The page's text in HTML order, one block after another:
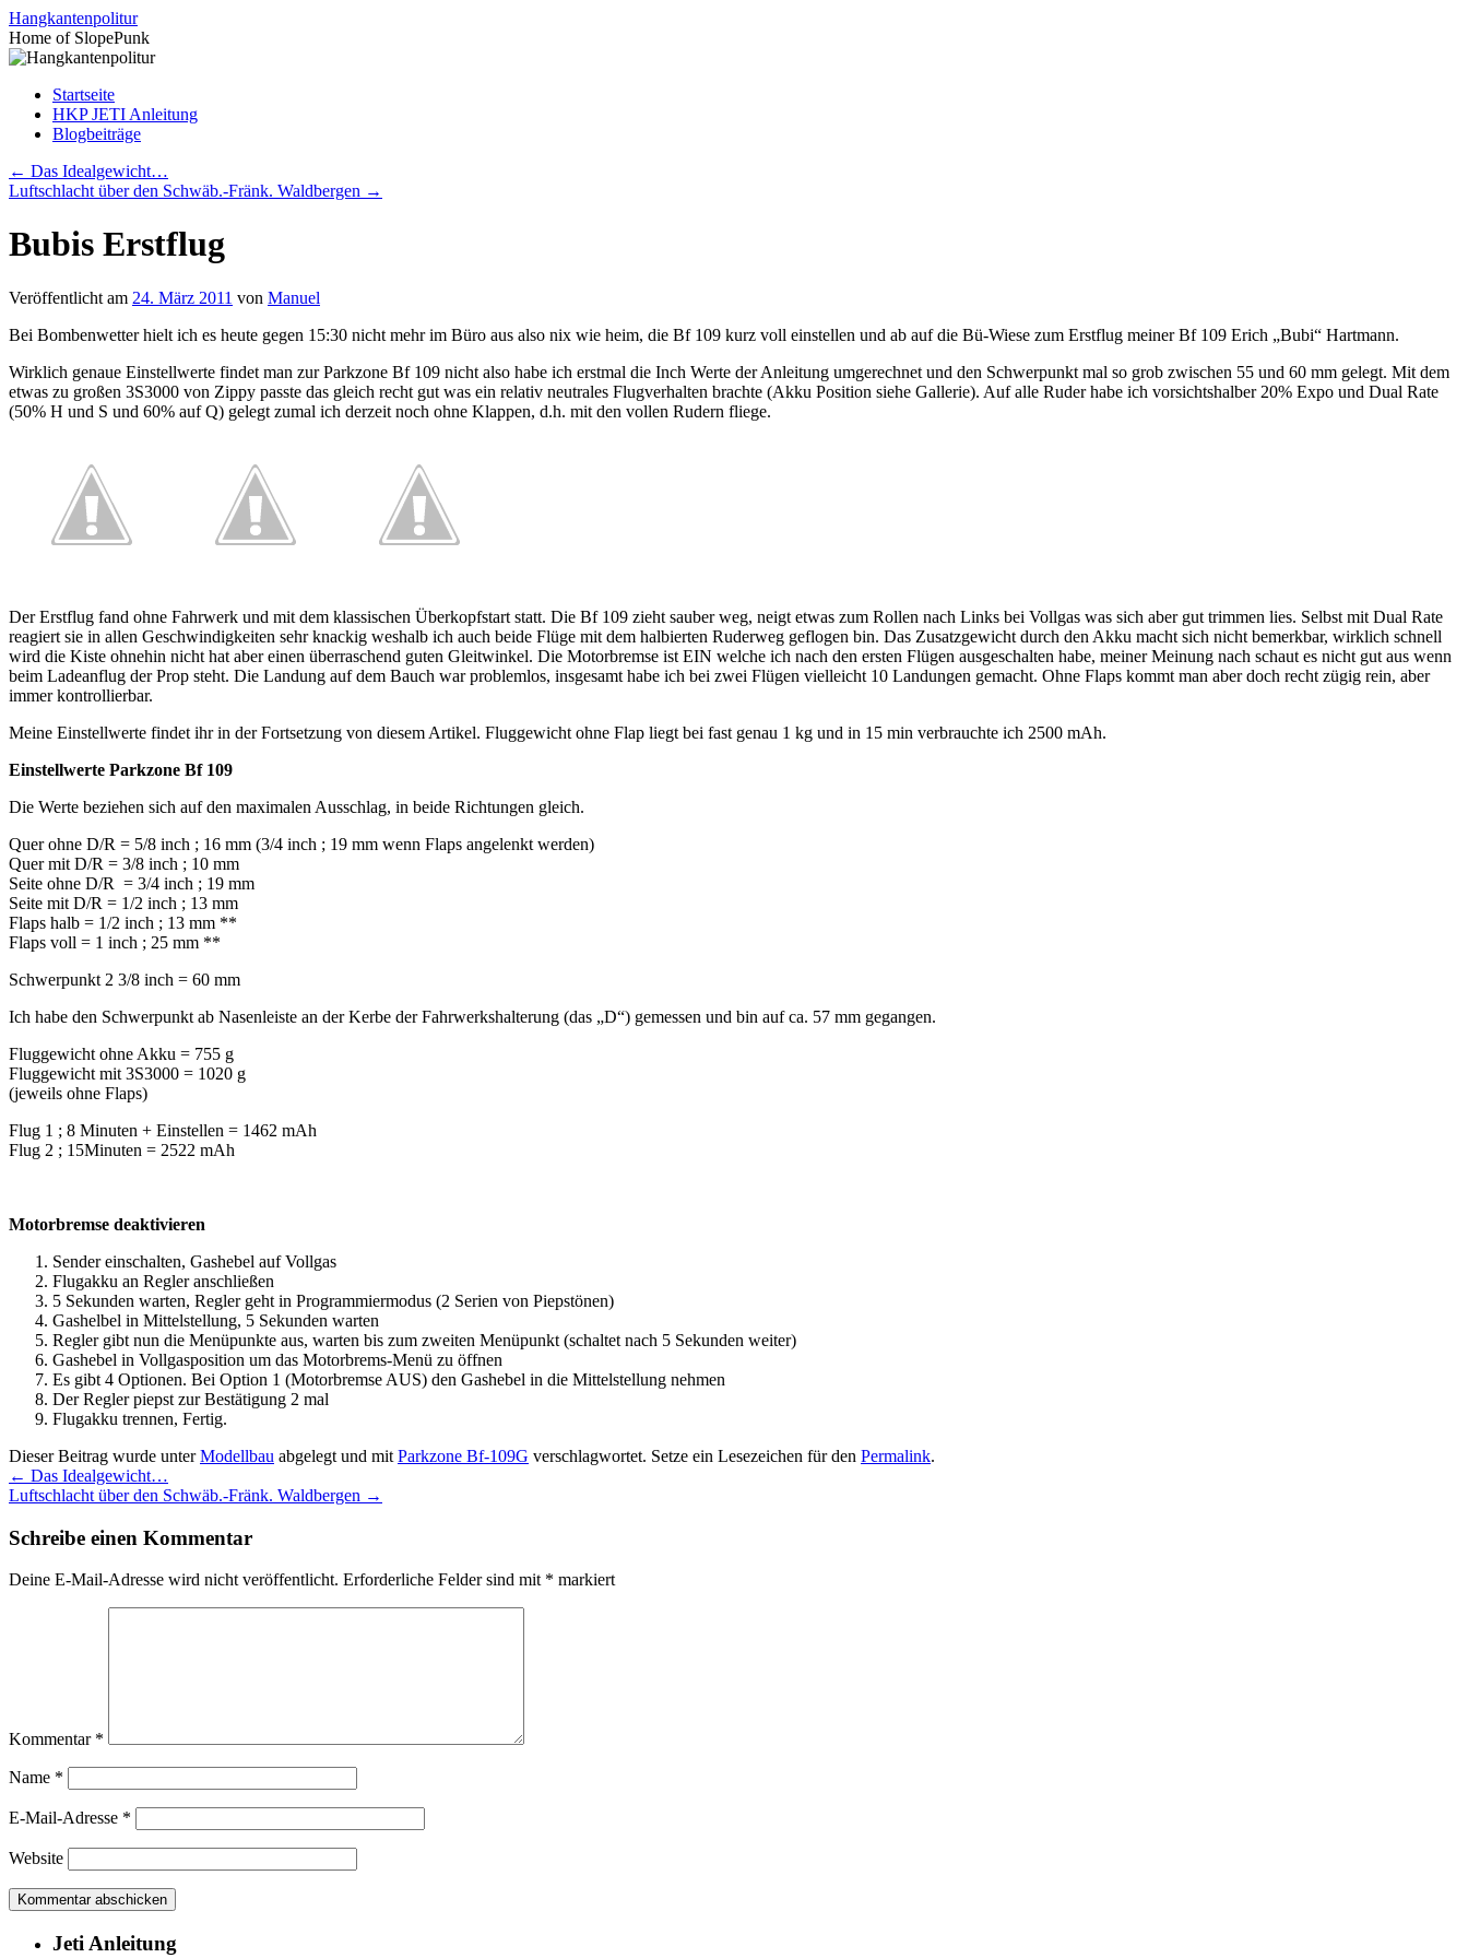
Zum
Inhalt
springen
Hangkantenpolitur
Home of SlopePunk
Startseite
HKP JETI Anleitung
Blogbeiträge
← Das Idealgewicht…
Luftschlacht über den Schwäb.-Fränk. Waldbergen →
Bubis Erstflug
Veröffentlicht am 24. März 2011 von Manuel
Bei Bombenwetter hielt ich es heute gegen 15:30 nicht mehr im Büro aus also nix wie heim, die Bf 109 kurz voll einstellen und ab auf die Bü-Wiese zum Erstflug meiner Bf 109 Erich „Bubi“ Hartmann.
Wirklich genaue Einstellwerte findet man zur Parkzone Bf 109 nicht also habe ich erstmal die Inch Werte der Anleitung umgerechnet und den Schwerpunkt mal so grob zwischen 55 und 60 mm gelegt. Mit dem
etwas zu großen 3S3000 von Zippy passte das gleich recht gut was ein relativ neutrales Flugverhalten brachte (Akku Position siehe Gallerie). Auf alle Ruder habe ich vorsichtshalber 20% Expo und Dual Rate
(50% H und S und 60% auf Q) gelegt zumal ich derzeit noch ohne Klappen, d.h. mit den vollen Rudern fliege.
Der Erstflug fand ohne Fahrwerk und mit dem klassischen Überkopfstart statt. Die Bf 109 zieht sauber weg, neigt etwas zum Rollen nach Links bei Vollgas was sich aber gut trimmen lies. Selbst mit Dual Rate
reagiert sie in allen Geschwindigkeiten sehr knackig weshalb ich auch beide Flüge mit dem halbierten Ruderweg geflogen bin. Das Zusatzgewicht durch den Akku macht sich nicht bemerkbar, wirklich schnell
wird die Kiste ohnehin nicht hat aber einen überraschend guten Gleitwinkel. Die Motorbremse ist EIN welche ich nach den ersten Flügen ausgeschalten habe, meiner Meinung nach schaut es nicht gut aus wenn
beim Ladeanflug der Prop steht. Die Landung auf dem Bauch war problemlos, insgesamt habe ich bei zwei Flügen vielleicht 10 Landungen gemacht. Ohne Flaps kommt man aber doch recht zügig rein, aber
immer kontrollierbar.
Meine Einstellwerte findet ihr in der Fortsetzung von diesem Artikel. Fluggewicht ohne Flap liegt bei fast genau 1 kg und in 15 min verbrauchte ich 2500 mAh.
Einstellwerte Parkzone Bf 109
Die Werte beziehen sich auf den maximalen Ausschlag, in beide Richtungen gleich.
Quer ohne D/R = 5/8 inch ; 16 mm (3/4 inch ; 19 mm wenn Flaps angelenkt werden)
Quer mit D/R = 3/8 inch ; 10 mm
Seite ohne D/R = 3/4 inch ; 19 mm
Seite mit D/R = 1/2 inch ; 13 mm
Flaps halb = 1/2 inch ; 13 mm **
Flaps voll = 1 inch ; 25 mm **
Schwerpunkt 2 3/8 inch = 60 mm
Ich habe den Schwerpunkt ab Nasenleiste an der Kerbe der Fahrwerkshalterung (das „D“) gemessen und bin auf ca. 57 mm gegangen.
Fluggewicht ohne Akku = 755 g
Fluggewicht mit 3S3000 = 1020 g
(jeweils ohne Flaps)
Flug 1 ; 8 Minuten + Einstellen = 1462 mAh
Flug 2 ; 15Minuten = 2522 mAh
Motorbremse deaktivieren
Sender einschalten, Gashebel auf Vollgas
Flugakku an Regler anschließen
5 Sekunden warten, Regler geht in Programmiermodus (2 Serien von Piepstönen)
Gashelbel in Mittelstellung, 5 Sekunden warten
Regler gibt nun die Menüpunkte aus, warten bis zum zweiten Menüpunkt (schaltet nach 5 Sekunden weiter)
Gashebel in Vollgasposition um das Motorbrems-Menü zu öffnen
Es gibt 4 Optionen. Bei Option 1 (Motorbremse AUS) den Gashebel in die Mittelstellung nehmen
Der Regler piepst zur Bestätigung 2 mal
Flugakku trennen, Fertig.
Dieser Beitrag wurde unterModellbau abgelegt und mit Parkzone Bf-109G verschlagwortet. Setze ein Lesezeichen für den Permalink.
← Das Idealgewicht…
Luftschlacht über den Schwäb.-Fränk. Waldbergen →
Schreibe einen Kommentar
Deine E-Mail-Adresse wird nicht veröffentlicht. Erforderliche Felder sind mit * markiert
Kommentar *
Name *
E-Mail-Adresse *
Website
Jeti Anleitung